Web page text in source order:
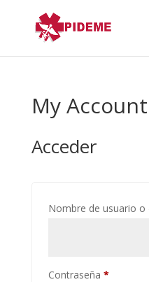
My Account
Acceder
Nombre de usuario
Contraseña *